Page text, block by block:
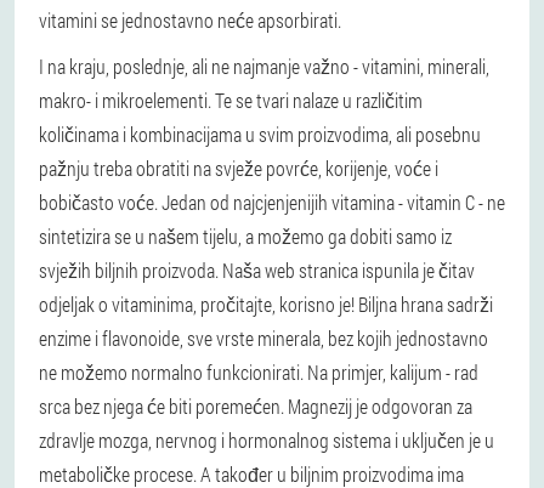
vitamini se jednostavno neće apsorbirati.
I na kraju, poslednje, ali ne najmanje važno - vitamini, minerali,
makro- i mikroelementi. Te se tvari nalaze u različitim
količinama i kombinacijama u svim proizvodima, ali posebnu
pažnju treba obratiti na svježe povrće, korijenje, voće i
bobičasto voće. Jedan od najcjenjenijih vitamina - vitamin C - ne
sintetizira se u našem tijelu, a možemo ga dobiti samo iz
svježih biljnih proizvoda. Naša web stranica ispunila je čitav
odjeljak o vitaminima, pročitajte, korisno je! Biljna hrana sadrži
enzime i flavonoide, sve vrste minerala, bez kojih jednostavno
ne možemo normalno funkcionirati. Na primjer, kalijum - rad
srca bez njega će biti poremećen. Magnezij je odgovoran za
zdravlje mozga, nervnog i hormonalnog sistema i uključen je u
metaboličke procese. A također u biljnim proizvodima ima